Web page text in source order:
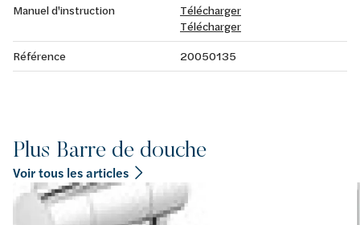
Manuel d'instruction
Télécharger
Télécharger
Référence
20050135
Plus Barre de douche
Voir tous les articles